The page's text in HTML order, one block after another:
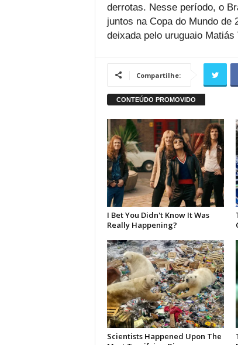
derrotas. Nesse período, o
juntos na Copa do Mundo de
deixada pelo uruguaio
Compartilhe: